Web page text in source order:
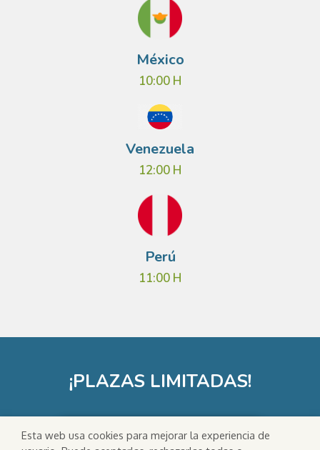
México
10:00 H
Venezuela
12:00 H
Perú
11:00 H
¡PLAZAS LIMITADAS!
¡Me uno a la clase online!
Esta web usa cookies para mejorar la experiencia de